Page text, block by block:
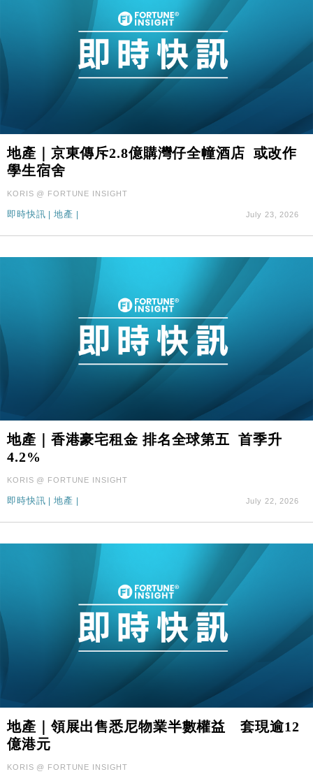
地產｜京東傳斥2.8億購灣仔全幢酒店 或改作
學生宿舍
KORIS @ FORTUNE INSIGHT
即時快訊 |地產 | July 23, 2026
地產｜香港豪宅租金 排名全球第五 首季升
4.2%
KORIS @ FORTUNE INSIGHT
即時快訊 |地產 July 22, 2026
地產｜領展出售悉尼物業半數權益 套現逾12
億港元
KORIS @ FORTUNE INSIGHT